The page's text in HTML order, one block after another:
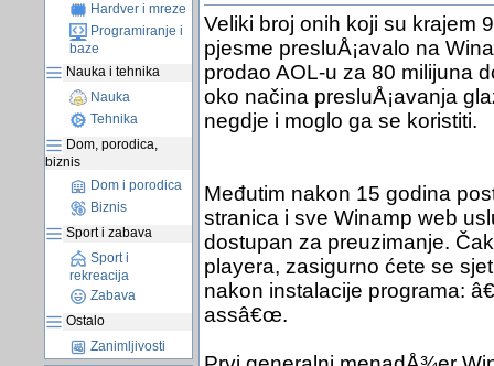
Hardver i mreze
Programiranje i
baze
Nauka i tehnika
Nauka
Tehnika
Dom, porodica,
biznis
Dom i porodica
Biznis
Sport i zabava
Sport i
rekreacija
Zabava
Ostalo
Zanimljivosti
Veliki broj onih koji su krajem
pjesme presluÅ¡avalo na
prodao AOL-u za 80 milijuna
oko načina presluÅ¡avanja
negdje i moglo ga se koristiti.
Međutim nakon 15 godina
stranica i sve Winamp web
dostupan za preuzimanje.
playera, zasigurno ćete se
nakon instalacije programa:
assâ€œ.